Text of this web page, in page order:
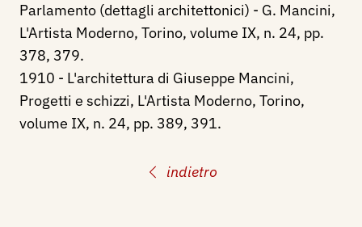
indietro
Parlamento (dettagli architettonici) - G. Mancini,
L'Artista Moderno, Torino, volume IX, n. 24, pp.
378, 379.
1910 - L'architettura di Giuseppe Mancini,
Progetti e schizzi, L'Artista Moderno, Torino,
volume IX, n. 24, pp. 389, 391.